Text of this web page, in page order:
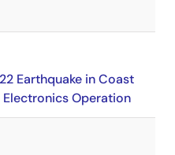
Earthquake in Coast
Electronics Operation